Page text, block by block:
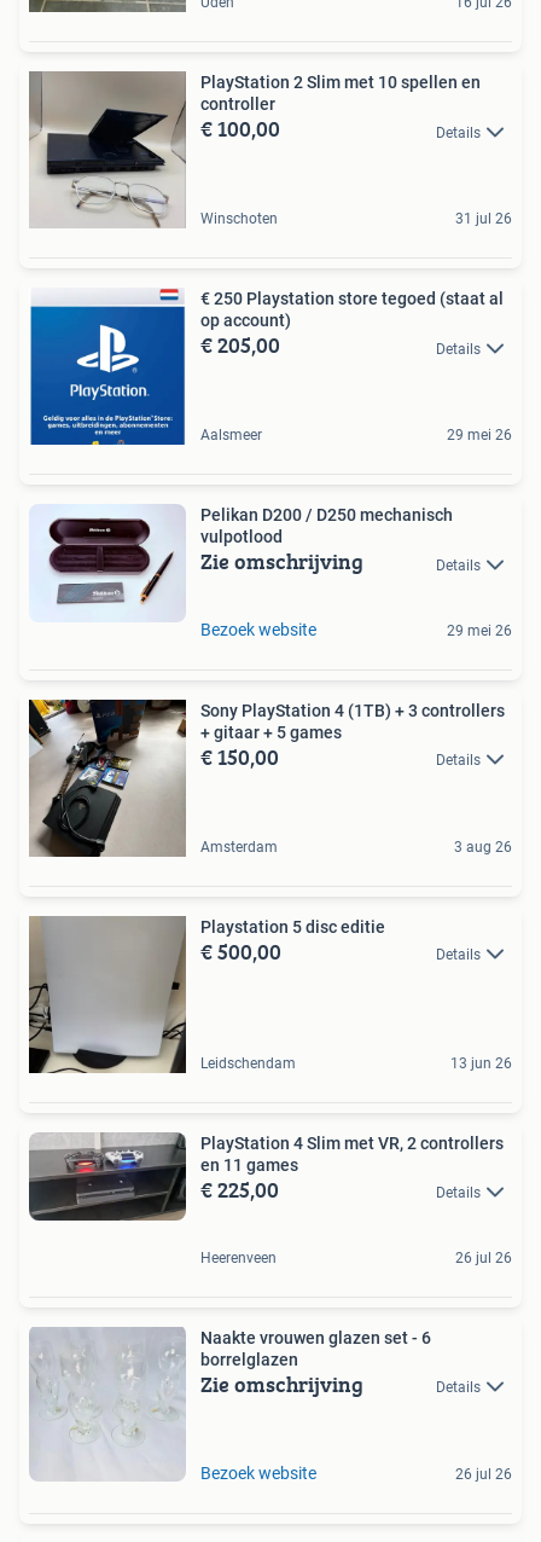
PlayStation 2 Slim met 10 spellen en
controller
€ 100,00 Details
Winschoten 31 jul 26
€ 250 Playstation store tegoed (staat al
op account)
€ 205,00 Details
Aalsmeer 29 mei 26
Pelikan D200 / D250 mechanisch
vulpotlood
Zie omschrijving Details
Bezoek website 29 mei 26
Sony PlayStation 4 (1TB) + 3 controllers
+ gitaar + 5 games
€ 150,00 Details
Amsterdam 3 aug 26
Playstation 5 disc editie
€ 500,00 Details
Leidschendam 13 jun 26
PlayStation 4 Slim met VR, 2 controllers
en 11 games
€ 225,00 Details
Heerenveen 26 jul 26
Naakte vrouwen glazen set - 6
borrelglazen
Zie omschrijving Details
Bezoek website 26 jul 26